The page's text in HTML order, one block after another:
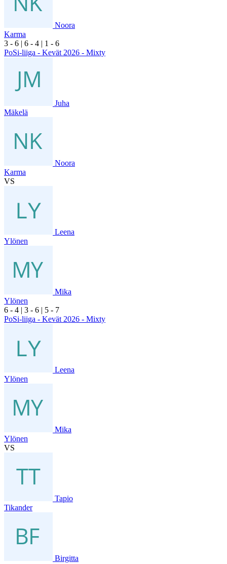
Noora
Karma
3 - 6 | 6 - 4 | 1 - 6
PoSi-liiga - Kevät 2026 - Mixty
Juha
Mäkelä
Noora
Karma
VS
Leena
Ylönen
Mika
Ylönen
6 - 4 | 3 - 6 | 5 - 7
PoSi-liiga - Kevät 2026 - Mixty
Leena
Ylönen
Mika
Ylönen
VS
Tapio
Tikander
Birgitta